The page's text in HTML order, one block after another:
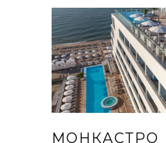
МОНКАСТРО